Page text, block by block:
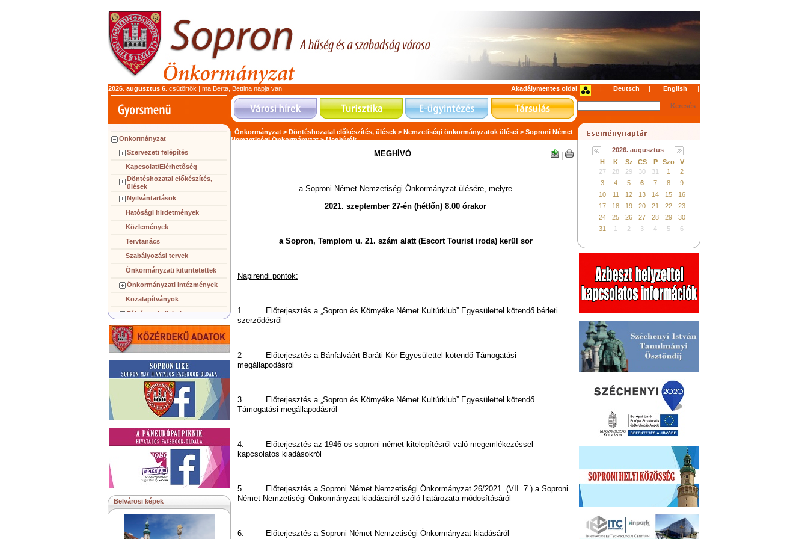
2026. augusztus 6. csütörtök | ma Berta, Bettina napja van | | |
Akadálymentes oldal
Önkormányzat
Szervezeti felépítés
Kapcsolat/Elérhetőség
Döntéshozatal előkészítés,
ülések
Nyilvántartások
Hatósági hirdetmények
Közlemények
Tervtanács
Szabályozási tervek
Önkormányzati kitüntetettek
Önkormányzati intézmények
Közalapítványok
Pályázatok, licitek
Koncepciók, tervezetek
Településképi követelmények
Közérdekű információk
Testvérvárosok
Belvárosi képek
Önkormányzat > Döntéshozatal előkészítés, ülések > Nemzetiségi önkormányzatok ülései > Soproni Német
Nemzetiségi Önkormányzat >Meghívók
MEGHÍVÓ
a Soproni Német Nemzetiségi Önkormányzat ülésére, melyre
2021. szeptember 27-én (hétfőn) 8.00 órakor
a Sopron, Templom u. 21. szám alatt (Escort Tourist iroda) kerül sor
Napirendi pontok:
1. Előterjesztés a „Sopron és Környéke Német Kultúrklub” Egyesülettel kötendő bérleti
szerződésről
2 Előterjesztés a Bánfalváért Baráti Kör Egyesülettel kötendő Támogatási
megállapodásról
3. Előterjesztés a „Sopron és Környéke Német Kultúrklub” Egyesülettel kötendő
Támogatási megállapodásról
4. Előterjesztés az 1946-os soproni német kitelepítésről való megemlékezéssel
kapcsolatos kiadásokról
5. Előterjesztés a Soproni Német Nemzetiségi Önkormányzat 26/2021. (VII. 7.) a Soproni
Német Nemzetiségi Önkormányzat kiadásairól szóló határozata módosításáról
6. Előterjesztés a Soproni Német Nemzetiségi Önkormányzat kiadásáról
2026. augusztus
H
K Sz CS P Szo
V
27
28 29 30 31 1
2
3
4 5 6 7 8
9
10
11 12 13 14 15
16
17
18 19 20 21 22
23
24
25 26 27 28 29
30
31
1 2 3 4 5 6